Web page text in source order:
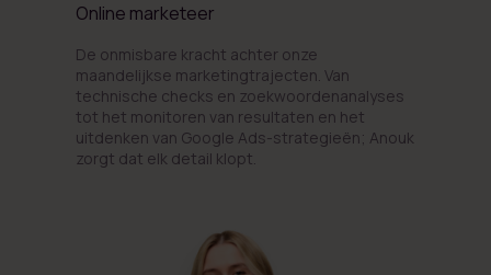
Online marketeer
De onmisbare kracht achter onze
maandelijkse marketingtrajecten. Van
technische checks en zoekwoordenanalyses
tot het monitoren van resultaten en het
uitdenken van Google Ads-strategieën; Anouk
zorgt dat elk detail klopt.